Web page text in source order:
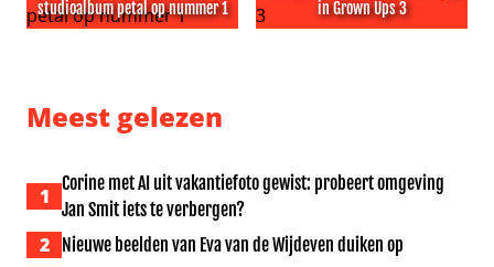
studioalbum petal op nummer 1
in Grown Ups 3
Meest gelezen
1
Corine met AI uit vakantiefoto gewist: probeert omgeving
Jan Smit iets te verbergen?
2 Nieuwe beelden van Eva van de Wijdeven duiken op